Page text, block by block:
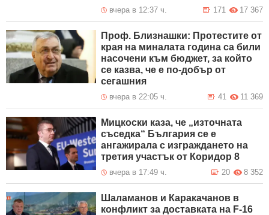
вчера в 12:37 ч. 17 367
171
Проф. Близнашки: Протестите от
края на миналата година са били
насочени към бюджет, за който
се казва, че е по-добър от
сегашния
вчера в 22:05 ч. 11 369
41
Мицкоски каза, че „източната
съседка“ България се е
ангажирала с изграждането на
третия участък от Коридор 8
вчера в 17:49 ч. 8 352
20
Шаламанов и Каракачанов в
конфликт за доставката на F-16